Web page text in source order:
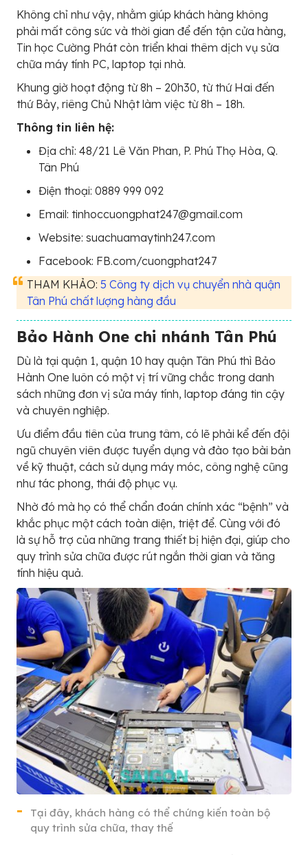
Không chỉ như vậy, nhằm giúp khách hàng không
phải mất công sức và thời gian để đến tận cửa hàng,
Tin học Cường Phát còn triển khai thêm dịch vụ sửa
chữa máy tính PC, laptop tại nhà.
Khung giờ hoạt động từ 8h – 20h30, từ thứ Hai đến
thứ Bảy, riêng Chủ Nhật làm việc từ 8h – 18h.
Thông tin liên hệ:
Địa chỉ: 48/21 Lê Văn Phan, P. Phú Thọ Hòa, Q.
Tân Phú
Điện thoại: 0889 999 092
Email: tinhoccuongphat247@gmail.com
Website: suachuamaytinh247.com
Facebook: FB.com/cuongphat247
THAM KHẢO: 5 Công ty dịch vụ chuyển nhà quận
Tân Phú chất lượng hàng đầu
Bảo Hành One chi nhánh Tân Phú
Dù là tại quận 1, quận 10 hay quận Tân Phú thì Bảo
Hành One luôn có một vị trí vững chắc trong danh
sách những đơn vị sửa máy tính, laptop đáng tin cậy
và chuyên nghiệp.
Ưu điểm đầu tiên của trung tâm, có lẽ phải kể đến đội
ngũ chuyên viên được tuyển dụng và đào tạo bài bản
về kỹ thuật, cách sử dụng máy móc, công nghệ cũng
như tác phong, thái độ phục vụ.
Nhờ đó mà họ có thể chẩn đoán chính xác “bệnh” và
khắc phục một cách toàn diện, triệt để. Cùng với đó
là sự hỗ trợ của những trang thiết bị hiện đại, giúp cho
quy trình sửa chữa được rút ngắn thời gian và tăng
tính hiệu quả.
Tại đây, khách hàng có thể chứng kiến toàn bộ
quy trình sửa chữa, thay thế